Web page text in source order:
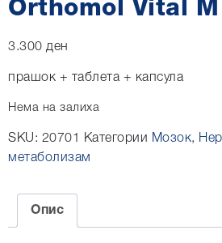
Orthomol Vital M
3.300 ден
прашок + таблета + капсула
Нема на залиха
SKU: 20701 Категории Мозок,
метаболизам
Опис